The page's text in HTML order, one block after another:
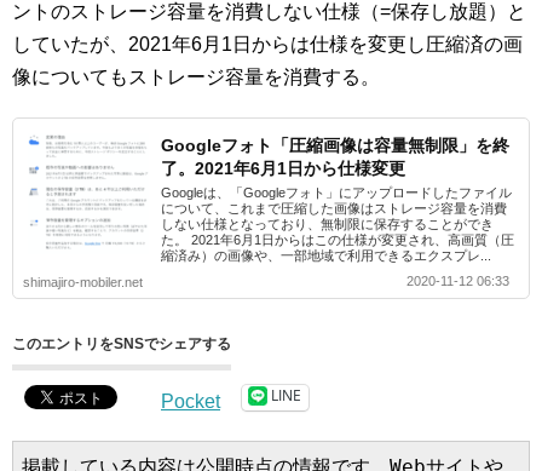
ントのストレージ容量を消費しない仕様（=保存し放題）と
していたが、2021年6月1日からは仕様を変更し圧縮済の画
像についてもストレージ容量を消費する。
Googleフォト「圧縮画像は容量無制限」を終
了。2021年6月1日から仕様変更
Googleは、「Googleフォト」にアップロードしたファイル
について、これまで圧縮した画像はストレージ容量を消費
しない仕様となっており、無制限に保存することができ
た。 2021年6月1日からはこの仕様が変更され、高画質（圧
縮済み）の画像や、一部地域で利用できるエクスプレ...
shimajiro-mobiler.net
2020-11-12 06:33
このエントリをSNSでシェアする
Pocket LINE